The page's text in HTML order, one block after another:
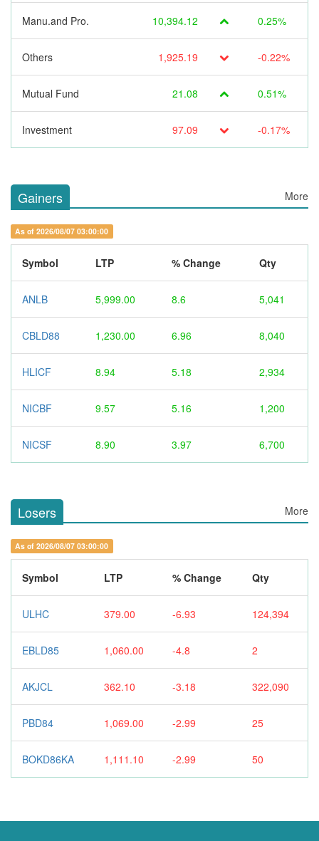
Manu.and Pro. 10,394.12 0.25%
Others 1,925.19 -0.22%
Mutual Fund 21.08 0.51%
Investment 97.09 -0.17%
Gainers More
As of 2026/08/07 03:00:00
Symbol LTP % Change Qty
ANLB 5,999.00 8.6 5,041
CBLD88 1,230.00 6.96 8,040
HLICF 8.94 5.18 2,934
NICBF 9.57 5.16 1,200
NICSF 8.90 3.97 6,700
Losers More
As of 2026/08/07 03:00:00
Symbol LTP % Change Qty
ULHC 379.00 -6.93 124,394
EBLD85 1,060.00 -4.8 2
AKJCL 362.10 -3.18 322,090
PBD84 1,069.00 -2.99 25
BOKD86KA 1,111.10 -2.99 50